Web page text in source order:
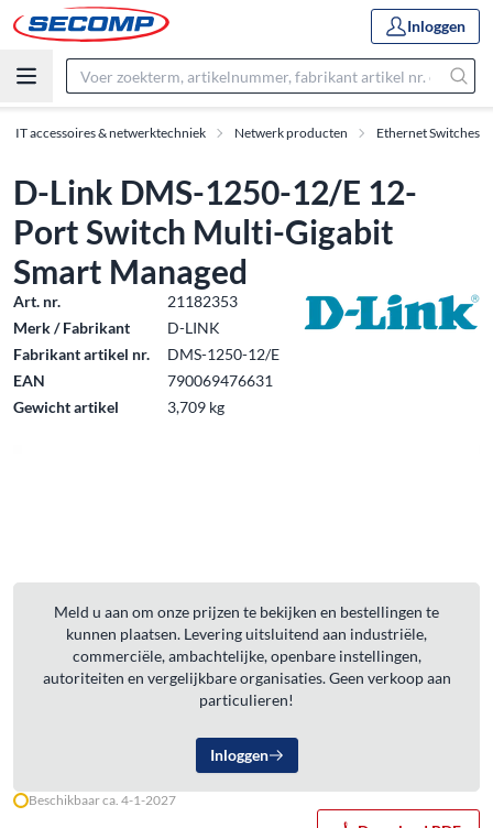
Inloggen
IT accessoires & netwerktechniek Netwerk producten Ethernet Switches
D-Link DMS-1250-12/E 12-
Port Switch Multi-Gigabit
Smart Managed
Art. nr.
21182353
Merk / Fabrikant
D-LINK
Fabrikant artikel nr.
DMS-1250-12/E
EAN
790069476631
Gewicht artikel
3,709 kg
Meld u aan om onze prijzen te bekijken en bestellingen te
kunnen plaatsen. Levering uitsluitend aan industriële,
commerciële, ambachtelijke, openbare instellingen,
autoriteiten en vergelijkbare organisaties. Geen verkoop aan
particulieren!
Inloggen
Beschikbaar ca. 4-1-2027